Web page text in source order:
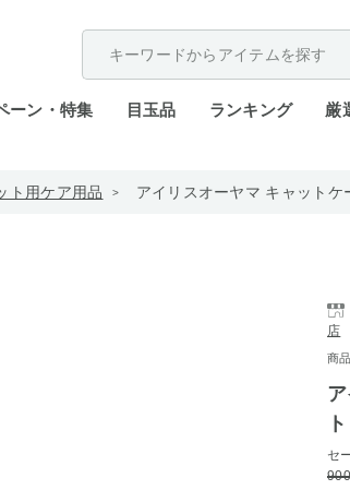
ーン・特集 目玉品 ランキング 厳
ト用ケア用品 アイリスオーヤマ キャット
店
商
セ